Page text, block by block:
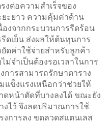
งต่อความสำเร็จของ
ะยาว ความคุ้มค่าด้าน
งจากกระบวนการรีดร้อน
ดเย็น ส่งผลให้ต้นทุนการ
ดค่าใช้จ่ายสำหรับลูกค้า
จำเป็นต้องรอเวลาในการ
การสามารถรักษาตาราง
แข็งแรงเหนือกว่าช่วยให้
หน้าตัดที่บางลงได้ ขณะยัง
ไว้ จึงลดปริมาณการใช้
การลง ขดลวดสแตนเลส